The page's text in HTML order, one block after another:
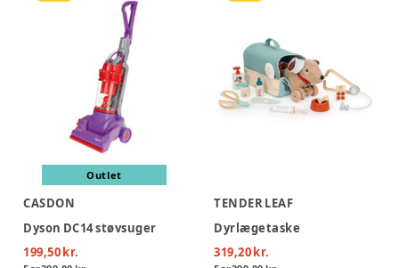
Outlet
CASDON
Dyson DC14 støvsuger
199,50 kr.
TENDER LEAF
Dyrlægetaske
319,20 kr.